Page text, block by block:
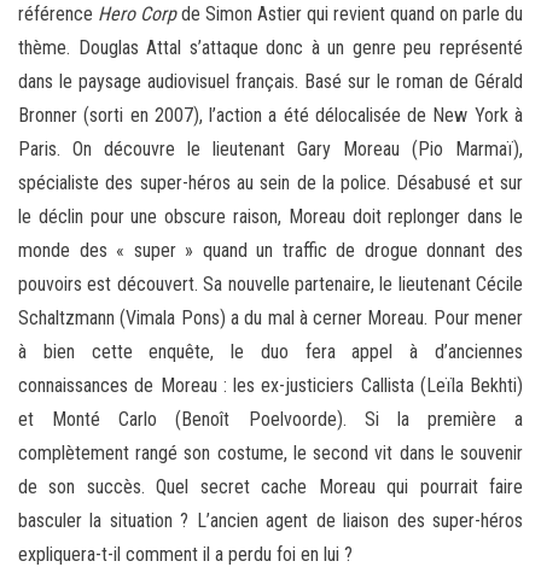
référence Hero Corpde Simon Astier qui revient quand on parle du
thème. Douglas Attal s’attaque donc à un genre peu représenté
dans le paysage audiovisuel français. Basé sur le roman de Gérald
Bronner (sorti en 2007), l’action a été délocalisée de New York à
Paris. On découvre le lieutenant Gary Moreau (Pio Marmaï),
spécialiste des super-héros au sein de la police. Désabusé et sur
le déclin pour une obscure raison, Moreau doit replonger dans le
monde des « super » quand un traffic de drogue donnant des
pouvoirs est découvert. Sa nouvelle partenaire, le lieutenant Cécile
Schaltzmann (Vimala Pons) a du mal à cerner Moreau. Pour mener
à bien cette enquête, le duo fera appel à d’anciennes
connaissances de Moreau : les ex-justiciers Callista (Leïla Bekhti)
et Monté Carlo (Benoît Poelvoorde). Si la première a
complètement rangé son costume, le second vit dans le souvenir
de son succès. Quel secret cache Moreau qui pourrait faire
basculer la situation ? L’ancien agent de liaison des super-héros
expliquera-t-il comment il a perdu foi en lui ?